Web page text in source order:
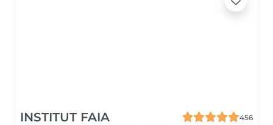
INSTITUT FAIA
456